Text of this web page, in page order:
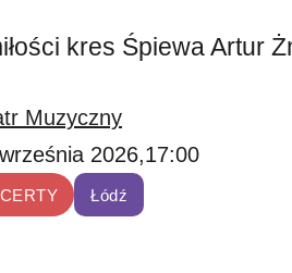
kres Śpiewa Artur
Muzyczny
2026,17:00
Łódź